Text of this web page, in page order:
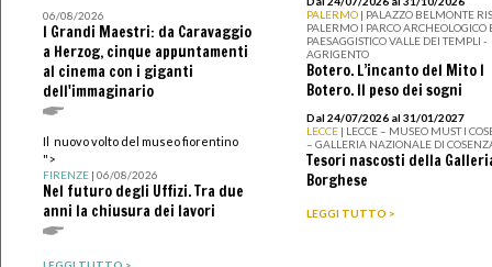
06/08/2026
I Grandi Maestri: da Caravaggio
a Herzog, cinque appuntamenti
al cinema con i giganti
dell'immaginario
Il nuovo volto del museo fiorentino
">
FIRENZE| 06/08/2026
Nel futuro degli Uffizi. Tra due
anni la chiusura dei lavori
PALERMO | PALAZZO BELMONTE
PALERMO I PARCO ARCHEOLOGICO
PAESAGGISTICO VALLE DEI TEMPLI -
AGRIGENTO
Botero. L’incanto del Mito I
Botero. Il peso dei sogni
Dal 24/07/2026 al 31/01/2027
LECCE | LECCE – MUSEO MUST I
– GALLERIA NAZIONALE DI
Tesori nascosti della
Borghese
LEGGI TUTTO >